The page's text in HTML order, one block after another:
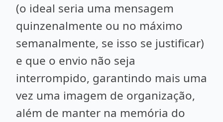
(o ideal seria uma mensagem
quinzenalmente ou no máximo
semanalmente, se isso se justificar)
e que o envio não seja
interrompido, garantindo mais uma
vez uma imagem de organização,
além de manter na memória do